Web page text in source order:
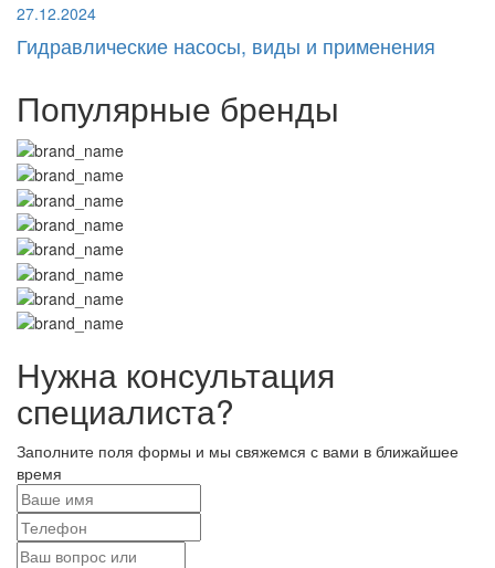
27.12.2024
Гидравлические насосы, виды и применения
Популярные бренды
Нужна консультация
специалиста?
Заполните поля формы и мы свяжемся с вами в ближайшее
время